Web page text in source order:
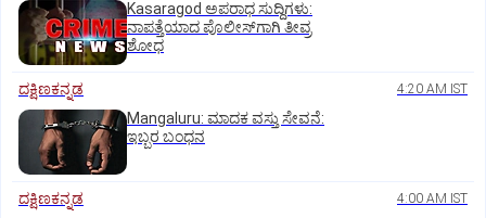
Kasaragod ಅಪರಾಧ ಸುದ್ದಿಗಳು:
ನಾಪತ್ತೆಯಾದ ಪೊಲೀಸ್‌ಗಾಗಿ ತೀವ್ರ
ಶೋಧ
ದಕ್ಷಿಣಕನ್ನಡ 4:20 AM IST
Mangaluru: ಮಾದಕ ವಸ್ತು ಸೇವನೆ:
ಇಬ್ಬರ ಬಂಧನ
ದಕ್ಷಿಣಕನ್ನಡ 4:00 AM IST